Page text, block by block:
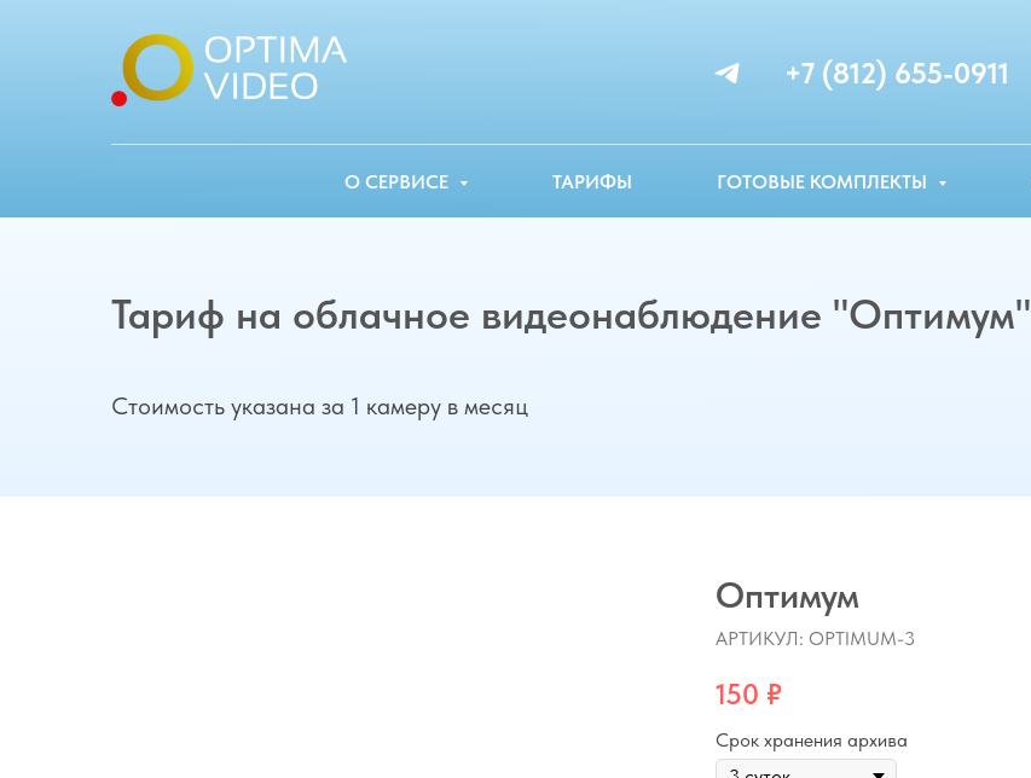
+7 (812) 655-0911
О СЕРВИСЕ ТАРИФЫ ГОТОВЫЕ КОМПЛЕКТЫ
Тариф на облачное видеонаблюдение "Оптимум"
Стоимость указана за 1 камеру в месяц
Оптимум
АРТИКУЛ: OPTIMUM-3
150 ₽
Срок хранения архива